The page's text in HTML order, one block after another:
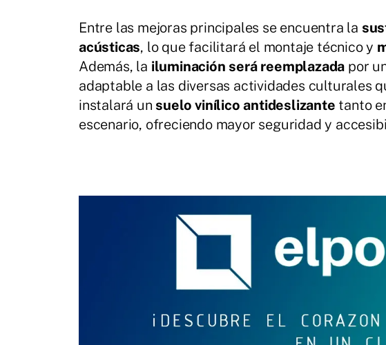
Entre las mejoras principales se encuentra la
acústicas, lo que facilitará el montaje técnico y
Además, la iluminación será reemplazada por
adaptable a las diversas actividades culturales
instalará un suelo vinílico antideslizante tanto
escenario, ofreciendo mayor seguridad y